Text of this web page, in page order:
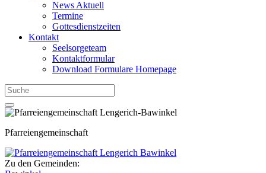
News Aktuell
Termine
Gottesdienstzeiten
Kontakt
Seelsorgeteam
Kontaktformular
Download Formulare Homepage
Pfarreiengemeinschaft
Zu den Gemeinden: